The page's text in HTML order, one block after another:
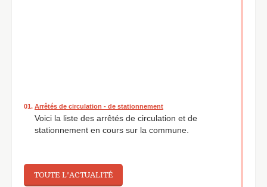
01. Arrêtés de circulation - de stationnement
Voici la liste des arrêtés de circulation et de
stationnement en cours sur la commune.
2026/2027.
TOUTE L'ACTUALITÉ